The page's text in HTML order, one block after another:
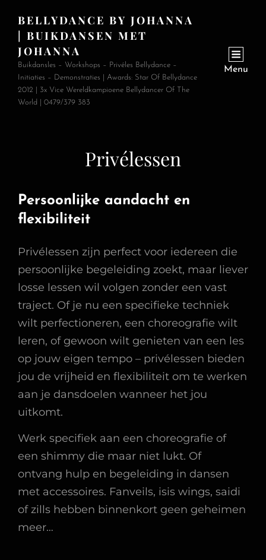
BELLYDANCE BY JOHANNA
| BUIKDANSEN MET
JOHANNA
Buikdansles – Workshops – Privéles Bellydance –
Initiaties – Demonstraties | Awards: Star Of Bellydance
2012 | 3x Vice Wereldkampioene Bellydancer Of The
World | 0479/379 383
Menu
Privélessen
Persoonlijke aandacht en
flexibiliteit
Privélessen zijn perfect voor iedereen die
persoonlijke begeleiding zoekt, maar liever
losse lessen wil volgen zonder een vast
traject. Of je nu een specifieke techniek
wilt perfectioneren, een choreografie wilt
leren, of gewoon wilt genieten van een les
op jouw eigen tempo – privélessen bieden
jou de vrijheid en flexibiliteit om te werken
aan je dansdoelen wanneer het jou
uitkomt.
Werk specifiek aan een choreografie of
een shimmy die maar niet lukt. Of
ontvang hulp en begeleiding in dansen
met accessoires. Fanveils, isis wings, saidi
of zills hebben binnenkort geen geheimen
meer…